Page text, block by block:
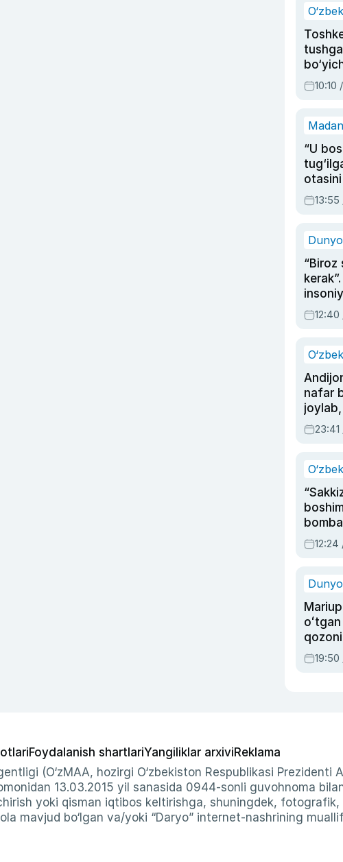
hukmi
10:10
“U
Dunyo
“Biroz
olmay
nafar
ayolga
12:24
Dunyo
19:50
Foydalanish shartlariYangiliklar arxiviReklama
(O‘zMAA, hozirgi O‘zbekiston Respublikasi Prezidenti
13.03.2015 yil sanasida 0944-sonli guvohnoma
yoki qisman iqtibos keltirishga, shuningdek,
mavjud bo‘lgan va/yoki “Daryo” internet-nashrining